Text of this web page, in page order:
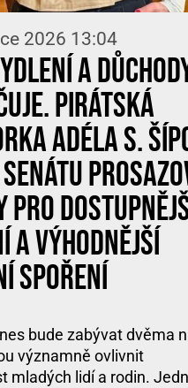
2026 13:04
a
Pirátská
Adéla S.
pro
a výhodnější
spoření
bude zabývat dvěma
významně ovlivnit
mladých lidí a rodin.